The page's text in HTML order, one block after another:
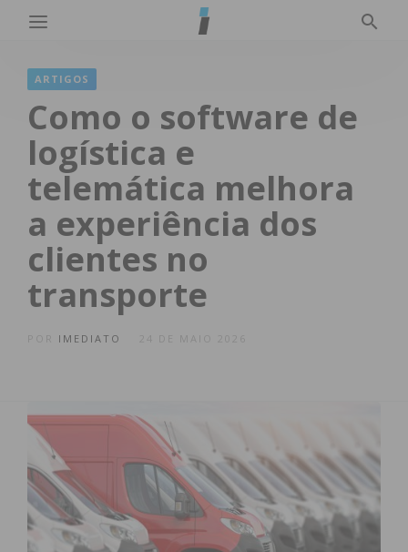
ARTIGOS
Como o software de
logística e
telemática melhora
a experiência dos
clientes no
transporte
IMEDIATO 24 DE MAIO 2026